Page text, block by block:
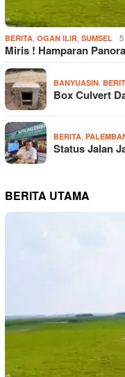
BERITA OGAN ILIR SUMSEL
Miris ! Hamparan
BANYUASIN
Box Culvert
BERITA
Status Jalan
BERITA UTAMA